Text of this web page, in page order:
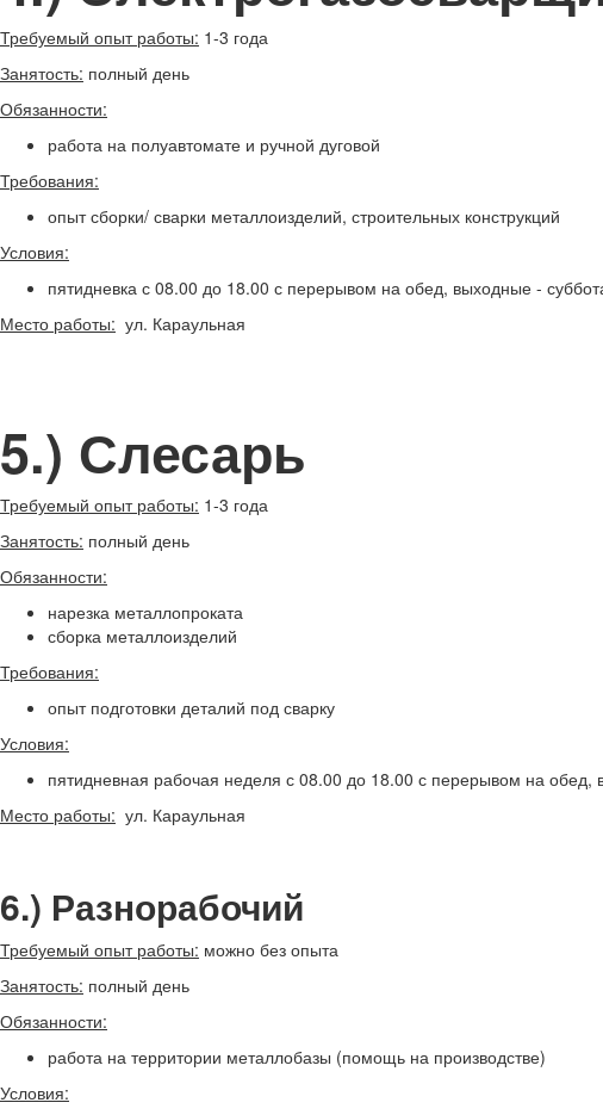
Требуемый опыт работы: 1-3 года
Занятость: полный день
Обязанности:
работа на полуавтомате и ручной дуговой
Требования:
опыт сборки/ сварки металлоизделий, строительных конструкций
Условия:
пятидневка с 08.00 до 18.00 с перерывом на обед, выходные -
Место работы: ул. Караульная
5.) Слесарь
Требуемый опыт работы: 1-3 года
Занятость: полный день
Обязанности:
нарезка металлопроката
сборка металлоизделий
Требования:
опыт подготовки деталий под сварку
Условия:
пятидневная рабочая неделя с 08.00 до 18.00 с перерывом на обед,
Место работы: ул. Караульная
6.) Разнорабочий
Требуемый опыт работы: можно без опыта
Занятость: полный день
Обязанности:
работа на территории металлобазы (помощь на производстве)
Условия: